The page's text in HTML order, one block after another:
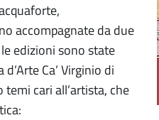
accompagnate da due
edizioni sono state
Ca’ Virginio di
cari all’artista, che